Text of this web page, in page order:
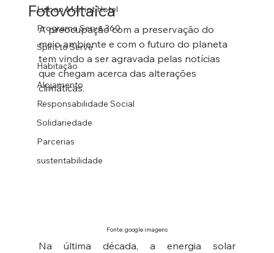
Lisbon Marriot Hotel
Programa Serve 360
Spirit to Serve
Habitação
Alojamento
Responsabilidade Social
Solidariedade
Parcerias
sustentabilidade
Fotovoltaica
A preocupação com a preservação do
meio ambiente e com o futuro do planeta
tem vindo a ser agravada pelas notícias
que chegam acerca das alterações
climáticas.
Fonte: google imagens
Na última década, a energia solar